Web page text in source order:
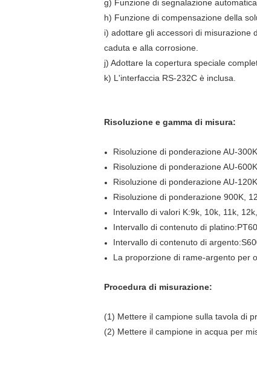
g) Funzione di segnalazione
h) Funzione di compensazione della
i) adottare gli accessori di misurazione
caduta e alla corrosione.
j) Adottare la copertura speciale
k) L'interfaccia RS-232C è inclusa.
Risoluzione e gamma di misura:
Risoluzione di ponderazione AU-
Risoluzione di ponderazione AU-
Risoluzione di ponderazione AU-
Risoluzione di ponderazione 900K,
Intervallo di valori K:9k, 10k, 11k,
Intervallo di contenuto di
Intervallo di contenuto di
La proporzione di rame-argento per
Procedura di misurazione:
(1) Mettere il campione sulla tavola di
(2) Mettere il campione in acqua per